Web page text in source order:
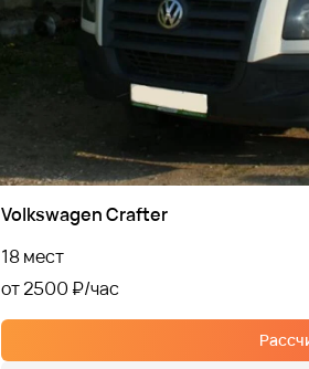
Volkswagen Crafter
18 мест
от 2500 ₽